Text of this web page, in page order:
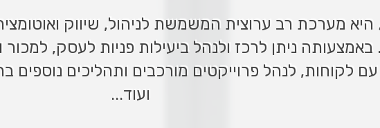
היא מערכת רב ערוצית המשמשת לניהול, שיווק
באמצעותה ניתן לרכז ולנהל ביעילות פניות לעסק, למכור
לקוחות, לנהל פרוייקטים מורכבים ותהליכים
ועוד...